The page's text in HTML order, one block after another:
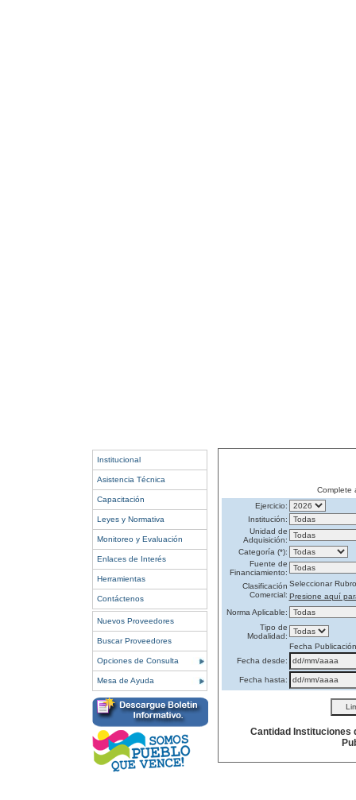
Institucional
Asistencia Técnica
Capacitación
Leyes y Normativa
Monitoreo y Evaluación
Enlaces de Interés
Herramientas
Contáctenos
Nuevos Proveedores
Buscar Proveedores
Opciones de Consulta
Mesa de Ayuda
Complete
Ejercicio:
Institución:
Unidad de
Adquisición:
Categoría (*):
Fuente de
Financiamiento:
Clasificación
Comercial:
Seleccionar Rubro
Presione aquí
Norma Aplicable:
Tipo de
Modalidad:
Fecha Publicación
Fecha desde:
Fecha hasta:
Cantidad Instituciones